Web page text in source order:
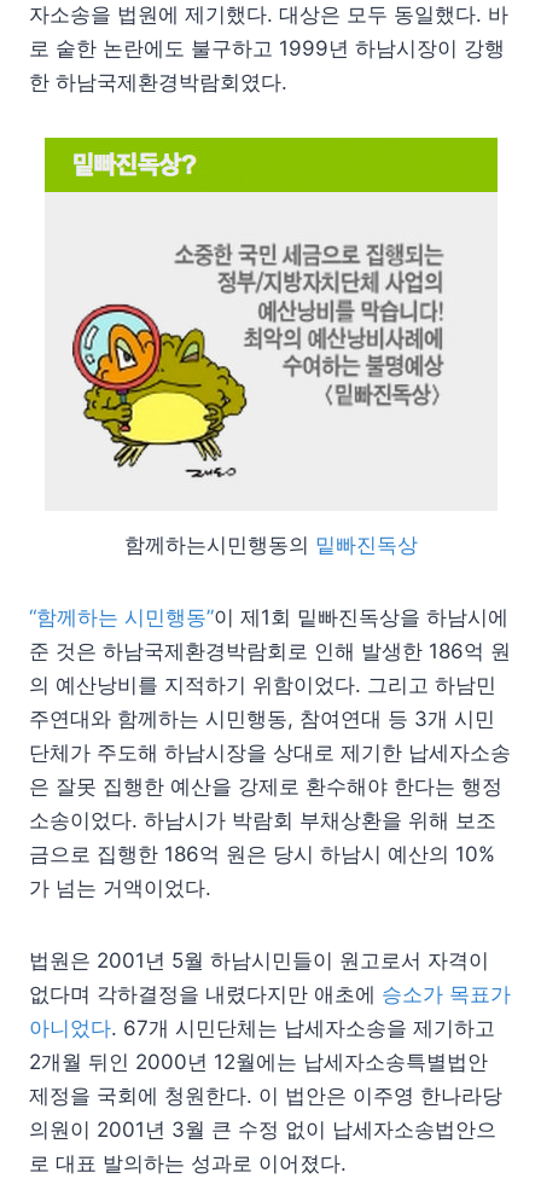
자소송을 법원에 제기했다. 대상은 모두 동일했다. 바
로 숱한 논란에도 불구하고 1999년 하남시장이 강행
한 하남국제환경박람회였다.
함께하는시민행동의 밑빠진독상
“함께하는 시민행동”이 제1회 밑빠진독상을 하남시에
준 것은 하남국제환경박람회로 인해 발생한 186억 원
의 예산낭비를 지적하기 위함이었다. 그리고 하남민
주연대와 함께하는 시민행동, 참여연대 등 3개 시민
단체가 주도해 하남시장을 상대로 제기한 납세자소송
은 잘못 집행한 예산을 강제로 환수해야 한다는 행정
소송이었다. 하남시가 박람회 부채상환을 위해 보조
금으로 집행한 186억 원은 당시 하남시 예산의 10%
가 넘는 거액이었다.
법원은 2001년 5월 하남시민들이 원고로서 자격이
없다며 각하결정을 내렸다지만 애초에 승소가 목표가
아니었다. 67개 시민단체는 납세자소송을 제기하고
2개월 뒤인 2000년 12월에는 납세자소송특별법안
제정을 국회에 청원한다. 이 법안은 이주영 한나라당
의원이 2001년 3월 큰 수정 없이 납세자소송법안으
로 대표 발의하는 성과로 이어졌다.